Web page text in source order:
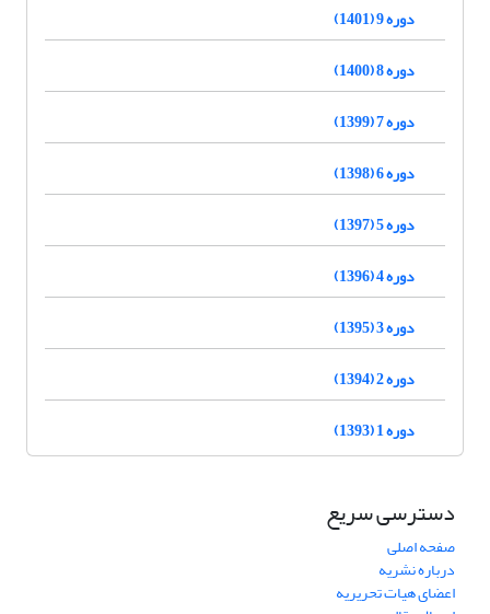
دوره 9 (1401)
دوره 8 (1400)
دوره 7 (1399)
دوره 6 (1398)
دوره 5 (1397)
دوره 4 (1396)
دوره 3 (1395)
دوره 2 (1394)
دوره 1 (1393)
دسترسی سریع
صفحه اصلی
درباره نشریه
اعضای هیات تحریریه